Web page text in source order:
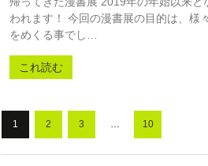
われます！ 今回の漫書展の目的は、様
をめくる事でし…
これ読む
1 2 3 … 10